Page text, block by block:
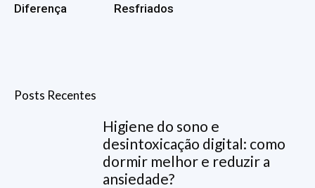
Diferença
Resfriados
Posts Recentes
Higiene do sono e
desintoxicação digital: como
dormir melhor e reduzir a
ansiedade?